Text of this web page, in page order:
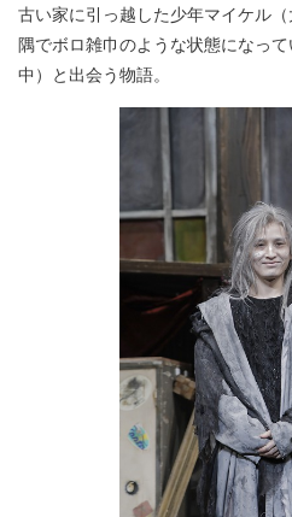
古い家に引っ越した少年マイケル
隅でボロ雑巾のような状態になっ
中）と出会う物語。